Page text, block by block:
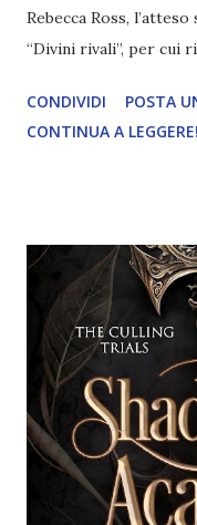
Rebecca Ross,
“Divini rivali”, per cui
non ha letto il primo
spoiler sulla sua fine!
Andrea Cresti "Dopo
orrori della guerra,
vita lontano dal
disperso e non si
di Dacre continua ad
mentre i suoi abitanti,
divinità, sono sempre
CONDIVIDI
POSTA
CONTINUA A LEGGERE!